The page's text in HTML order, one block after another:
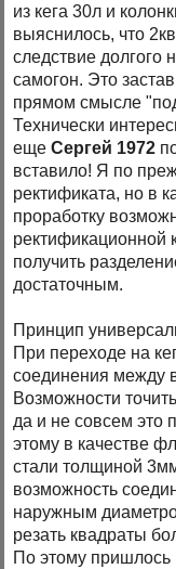
из кега 30л и
выяснилось, что
следствие долгого
самогон. Это
прямом смысле
Технически
ещеСергей 1972
вставило! Я по
ректификата, но в
проработку
ректификационной
получить
достаточным.
Принцип
При переходе на
соединения между
Возможности
да и не совсем это
этому в качестве
стали толщиной
возможность
наружным
резать квадраты
По этому пришлось